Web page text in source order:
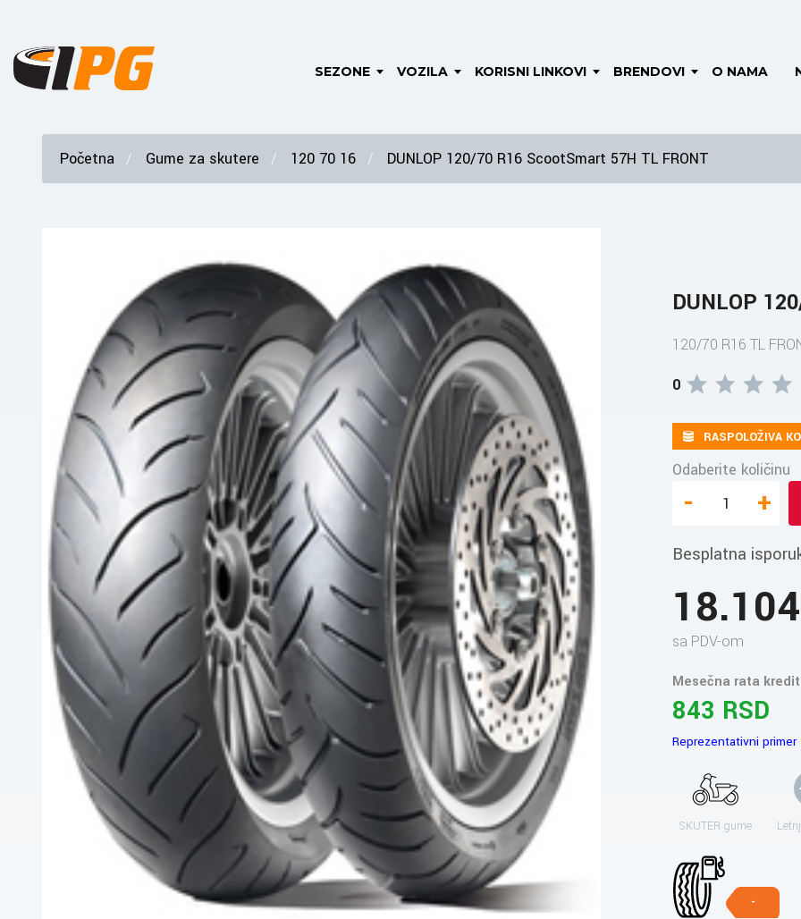
SEZONE VOZILA KORISNI LINKOVI BRENDOVI O NAMA
Početna Gume za skutere 120 70 16 DUNLOP 120/70 R16 ScootSmart 57H TL FRONT
DUNLOP
120/70 R16 TL
0
RASPOLOŽIVA
Odaberite količinu
- +
Besplatna
sa PDV-om
Mesečna rata
843 RSD
Reprezentativni primer
SKUTER gume
-